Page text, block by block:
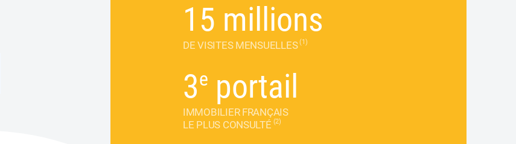
15 millions
DE VISITES MENSUELLES (1)
3e portail
IMMOBILIER FRANÇAIS
LE PLUS CONSULTÉ (2)